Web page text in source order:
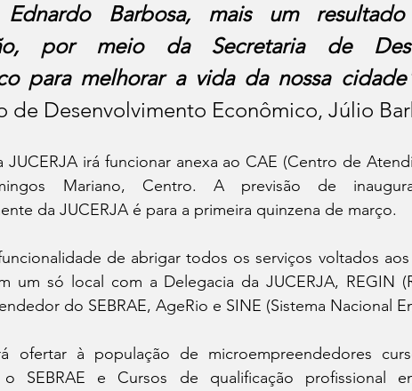
Ednardo Barbosa, mais um
por meio da Secretaria de
para melhorar a vida da nossa
de Desenvolvimento Econômico, Júlio
JUCERJA irá funcionar anexa ao CAE (Centro de
Mariano, Centro. A previsão de
da JUCERJA é para a primeira quinzena de março.
de abrigar todos os serviços voltados
um só local com a Delegacia da JUCERJA, REGIN
do SEBRAE, AgeRio e SINE (Sistema Nacional
ofertar à população de microempreendedores
SEBRAE e Cursos de qualificação profissional